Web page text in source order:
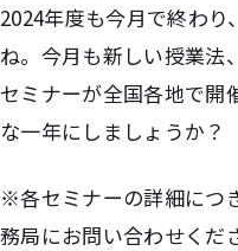
2024年度も今月で終わ
ね。今月も新しい授業法
セミナーが全国各地で開
な一年にしましょうか？
※各セミナーの詳細につ
務局にお問い合わせくだ